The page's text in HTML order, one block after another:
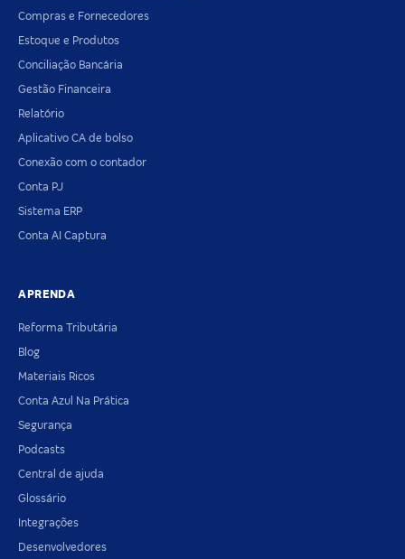
Compras e Fornecedores
Estoque e Produtos
Conciliação Bancária
Gestão Financeira
Relatório
Aplicativo CA de bolso
Conexão com o contador
Conta PJ
Sistema ERP
Conta AI Captura
APRENDA
Reforma Tributária
Blog
Materiais Ricos
Conta Azul Na Prática
Segurança
Podcasts
Central de ajuda
Glossário
Integrações
Desenvolvedores